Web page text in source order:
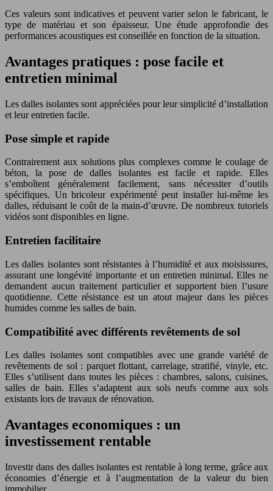
Ces valeurs sont indicatives et peuvent varier selon le fabricant, le
type de matériau et son épaisseur. Une étude approfondie des
performances acoustiques est conseillée en fonction de la situation.
Avantages pratiques : pose facile et
entretien minimal
Les dalles isolantes sont appréciées pour leur simplicité d’installation
et leur entretien facile.
Pose simple et rapide
Contrairement aux solutions plus complexes comme le coulage de
béton, la pose de dalles isolantes est facile et rapide. Elles
s’emboîtent généralement facilement, sans nécessiter d’outils
spécifiques. Un bricoleur expérimenté peut installer lui-même les
dalles, réduisant le coût de la main-d’œuvre. De nombreux tutoriels
vidéos sont disponibles en ligne.
Entretien facilitaire
Les dalles isolantes sont résistantes à l’humidité et aux moisissures,
assurant une longévité importante et un entretien minimal. Elles ne
demandent aucun traitement particulier et supportent bien l’usure
quotidienne. Cette résistance est un atout majeur dans les pièces
humides comme les salles de bain.
Compatibilité avec différents revêtements de sol
Les dalles isolantes sont compatibles avec une grande variété de
revêtements de sol : parquet flottant, carrelage, stratifié, vinyle, etc.
Elles s’utilisent dans toutes les pièces : chambres, salons, cuisines,
salles de bain. Elles s’adaptent aux sols neufs comme aux sols
existants lors de travaux de rénovation.
Avantages economiques : un
investissement rentable
Investir dans des dalles isolantes est rentable à long terme, grâce aux
économies d’énergie et à l’augmentation de la valeur du bien
immobilier.